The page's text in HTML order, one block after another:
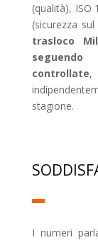
(qualità), ISO
(sicurezza
trasloco
controllate,
stagione.
I numeri